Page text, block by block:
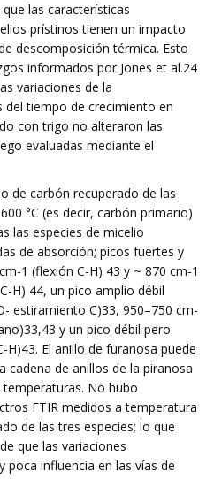
las características
prístinos tienen un impacto
descomposición térmica. Esto
informados por Jones et al.24
variaciones de la
tiempo de crecimiento en
con trigo no alteraron las
evaluadas mediante el
de carbón recuperado de las
°C (es decir, carbón primario)
las especies de micelio
de absorción; picos fuertes y
1 (flexión C-H) 43 y ~ 870 cm-1
H) 44, un pico amplio débil
estiramiento C)33, 950–750 cm-
y un pico débil pero
El anillo de furanosa puede
cadena de anillos de la piranosa
No hubo
FTIR medidos a temperatura
de las tres especies; lo que
que las variaciones
influencia en las vías de